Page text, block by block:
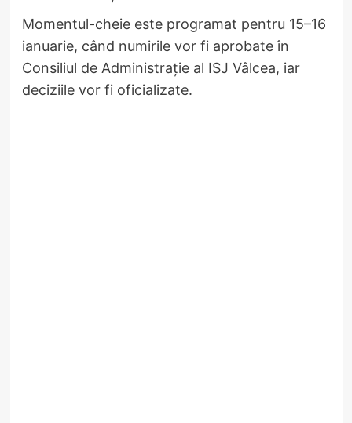
Momentul-cheie este programat pentru 15–16
ianuarie, când numirile vor fi aprobate în
Consiliul de Administrație al ISJ Vâlcea, iar
deciziile vor fi oficializate.